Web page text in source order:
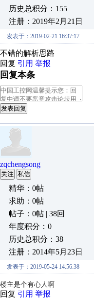
历史总积分：155
注册：2019年2月21日
发表于：2019-02-21 16:37:17
不错的解析思路
回复 引用 举报
回复本条
发表回复
zqchengsong
关注 私信
精华：0帖
求助：0帖
帖子：0帖 | 38回
年度积分：0
历史总积分：38
注册：2014年5月23日
发表于：2019-05-24 14:56:38
楼主是个有心人啊
回复 引用 举报